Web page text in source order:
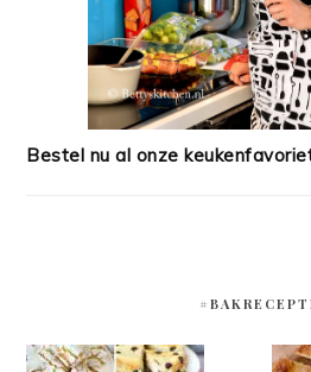
Bestel nu al onze